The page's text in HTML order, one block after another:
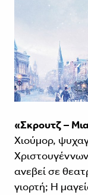
«Σκρουτζ –
Χιούμορ,
ανεβεί σε
γιορτή; Η